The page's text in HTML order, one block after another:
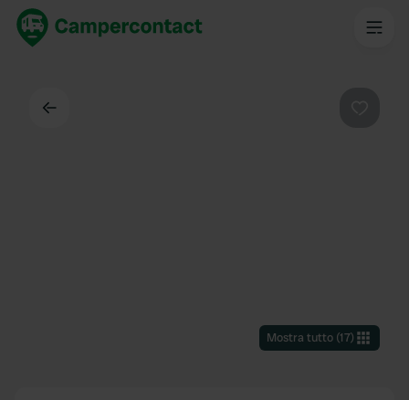
Mostra tutto(17)